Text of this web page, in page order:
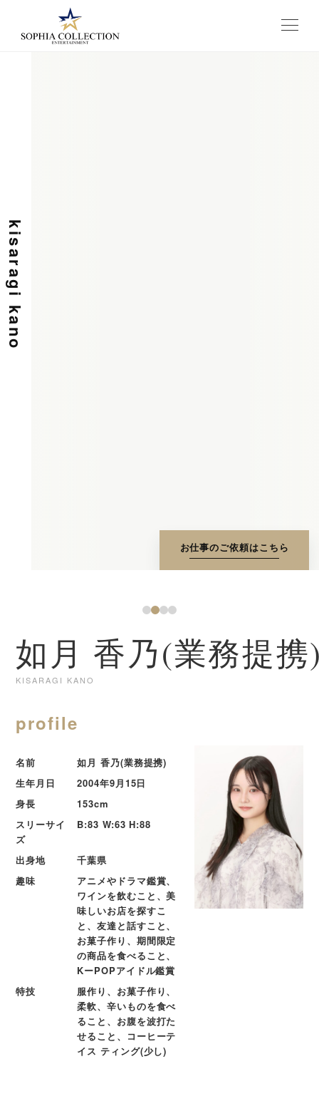
メニュー
kisaragi kano
お仕事のご依頼はこちら
1 2 3 4
如月 香乃(業務提
KISARAGI KANO
profile
名前
如月 香乃(業務提携)
生年月日
2004年9月15日
身長
153cm
スリーサイ
ズ
B:83 W:63 H:88
出身地
千葉県
趣味
アニメやドラマ鑑賞、
ワインを飲むこと、美
味しいお店を探すこ
と、友達と話すこと、
お菓子作り、期間限定
の商品を食べること、
KーPOPアイドル鑑賞
特技
服作り、お菓子作り、
柔軟、辛いものを食べ
ること、お腹を波打た
せること、コーヒーテ
イス ティング(少し)